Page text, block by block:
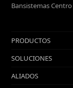
Bansistemas
PRODUCTOS
SOLUCIONES
ALIADOS